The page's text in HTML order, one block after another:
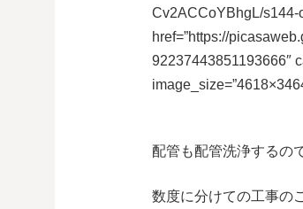
Cv2ACCoYBhgL/s144-
href=”https://
92237443851193666″
配管も配管洗浄するの
数度に分けての工事の